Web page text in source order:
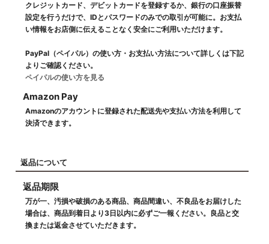
クレジットカード、デビットカードを登録するか、銀行の口座振替
設定を行うだけで、IDとパスワードのみでの取引が可能に。お支払
い情報をお店側に伝えることなく安全にご利用いただけます。
PayPal（ペイパル）の使い方・お支払い方法について詳しくは下記
よりご確認ください。
ペイパルの使い方を見る
Amazon Pay
Amazonのアカウントに登録された配送先や支払い方法を利用して
決済できます。
返品について
返品期限
万が一、汚損や破損のある商品、商品間違い、不良品をお届けした
場合は、商品到着日より3日以内に必ずご一報ください。良品と交
換または返金させていただきます。